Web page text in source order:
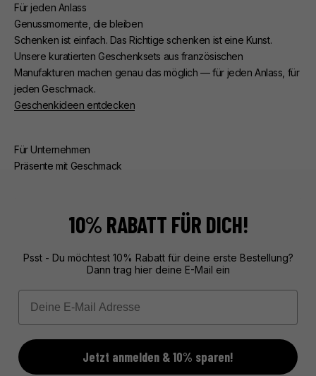
Für jeden Anlass
Genussmomente, die bleiben
Schenken ist einfach. Das Richtige schenken ist eine Kunst.
Unsere kuratierten Geschenksets aus französischen
Manufakturen machen genau das möglich — für jeden Anlass, für
jeden Geschmack.
Geschenkideen entdecken
Für Unternehmen
Präsente mit Geschmack
Exklusive Geschenke aus Frankreich, unvergesslich verpackt.
Mehr über unseren Service erfahren
10% RABATT FÜR DICH!
Psst - Du möchtest 10% Rabatt für deine erste Bestellung?
Dann trag hier deine E-Mail ein
Email
Jetzt anmelden & 10% sparen!